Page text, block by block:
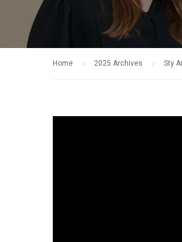
Home 2025 Archives Sty